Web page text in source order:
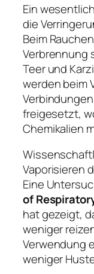
Ein
die
Beim
Verbrennung
Teer und
werden beim
freigesetzt,
Chemikalien
Vaporisieren
Eine
of
hat gezeigt,
weniger
Verwendung
weniger